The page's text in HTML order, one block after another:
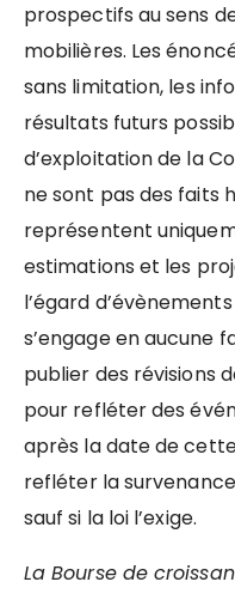
prospectifs au sens
mobilières. Les
sans limitation, les
résultats futurs
d’exploitation de la
ne sont pas des faits
représentent
estimations et les
l’égard
s’engage en aucune
publier des révisions
pour refléter des
après la date de
refléter la
sauf si la loi l’exige.
La Bourse de